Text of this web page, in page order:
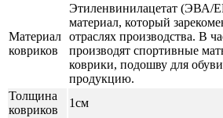
Материал
ковриков
Этиленвинилацетат (ЭВА/
материал, который
отраслях производства. В
производят спортивные
коврики, подошву для
продукцию.
Толщина
ковриков
1см